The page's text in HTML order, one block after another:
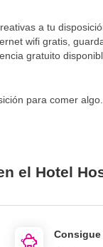
a tu
wifi gratis,
gratuito
para comer
el Hotel
Consigue